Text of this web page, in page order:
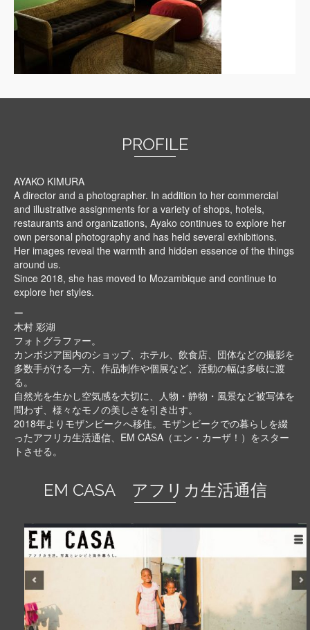
PROFILE
AYAKO KIMURA
A director and a photographer. In addition to her commercial
and illustrative assignments for a variety of shops, hotels,
restaurants and organizations, Ayako continues to explore her
own personal photography and has held several exhibitions.
Her images reveal the warmth and hidden essence of the things
around us.
Since 2018, she has moved to Mozambique and continue to
explore her styles.
ー
木村 彩湖
フォトグラファー。
カンボジア国内のショップ、ホテル、飲食店、団体などの撮影を
多数手がける一方、作品制作や個展など、活動の幅は多岐に渡
る。
自然光を生かし空気感を大切に、人物・静物・風景など被写体を
問わず、様々なモノの美しさを引き出す。
2018年よりモザンビークへ移住。モザンビークでの暮らしを綴
ったアフリカ生活通信、EM CASA（エン・カーザ！）をスター
トさせる。
EM CASA アフリカ生活通信